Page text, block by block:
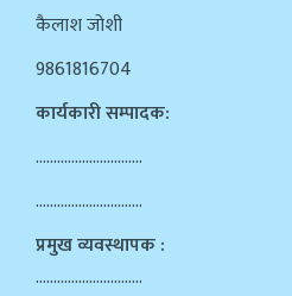
कैलाश जोशी
9861816704
कार्यकारी सम्पादक:
…………………………
…………………………
प्रमुख व्यवस्थापक :
…………………………